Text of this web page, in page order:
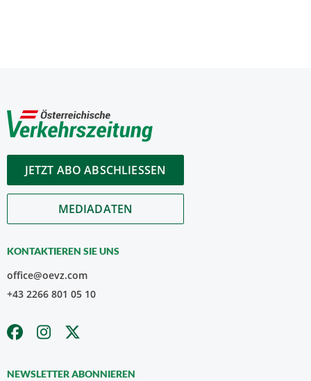
JETZT ABO ABSCHLIESSEN
MEDIADATEN
KONTAKTIEREN SIE UNS
office@oevz.com
+43 2266 801 05 10
NEWSLETTER ABONNIEREN